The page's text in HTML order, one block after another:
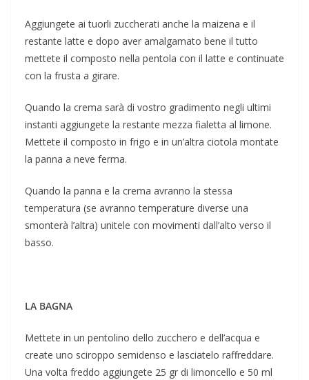
Aggiungete ai tuorli zuccherati anche la maizena e il
restante latte e dopo aver amalgamato bene il tutto
mettete il composto nella pentola con il latte e continuate
con la frusta a girare.
Quando la crema sarà di vostro gradimento negli ultimi
instanti aggiungete la restante mezza fialetta al limone.
Mettete il composto in frigo e in un’altra ciotola montate
la panna a neve ferma.
Quando la panna e la crema avranno la stessa
temperatura (se avranno temperature diverse una
smonterà l’altra) unitele con movimenti dall’alto verso il
basso.
LA BAGNA
Mettete in un pentolino dello zucchero e dell’acqua e
create uno sciroppo semidenso e lasciatelo raffreddare.
Una volta freddo aggiungete 25 gr di limoncello e 50 ml